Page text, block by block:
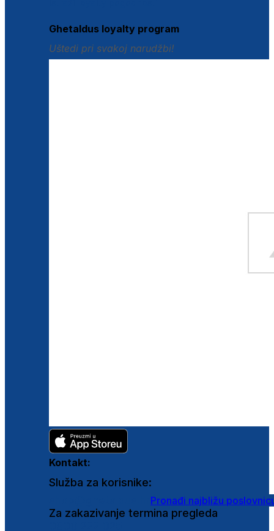
Ghetaldus loyalty program
Uštedi pri svakoj narudžbi!
Kontakt:
Služba za korisnike:
Pronađi najbližu
Za zakazivanje termina pregleda